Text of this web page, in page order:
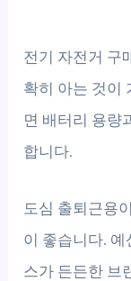
전기 자전거 구
확히 아는 것이
면 배터리 용량
합니다.
도심 출퇴근용
이 좋습니다.
스가 든든한 브